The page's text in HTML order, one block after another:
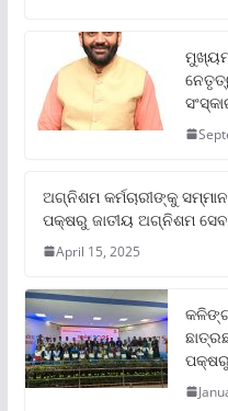
ଅଗ୍ନିଶମ କର୍ମଚାରୀଙ୍କୁ
ପକ୍ଷରୁ ଜାତୀୟ ଅଗ୍ନିଶମ
April 15, 2025